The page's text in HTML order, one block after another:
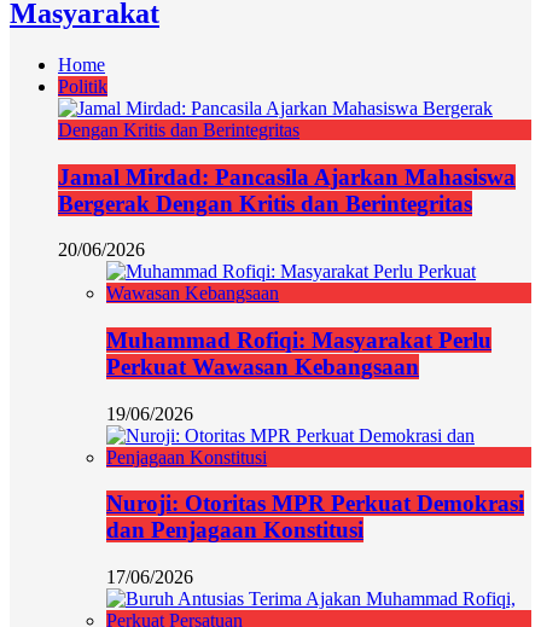
Masyarakat
Home
Politik
Jamal Mirdad: Pancasila Ajarkan Mahasiswa
Bergerak Dengan Kritis dan Berintegritas
20/06/2026
Muhammad Rofiqi: Masyarakat Perlu
Perkuat Wawasan Kebangsaan
19/06/2026
Nuroji: Otoritas MPR Perkuat Demokrasi
dan Penjagaan Konstitusi
17/06/2026